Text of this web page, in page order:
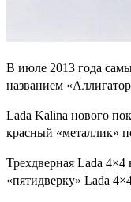
В июле 2013 года
названием
Lada Kalina нового
красный «металлик»
Трехдверная Lada
«пятидверку» Lada